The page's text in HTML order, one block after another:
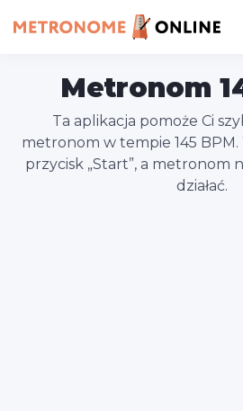
Metronom
Ta aplikacja pomoże Ci
metronom w tempie 145 BPM.
przycisk „Start”, a metronom
działać.